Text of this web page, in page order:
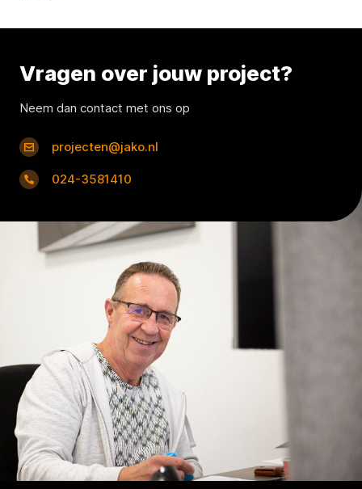
Vragen over jouw project?
Neem dan contact met ons op
projecten@jako.nl
024-3581410